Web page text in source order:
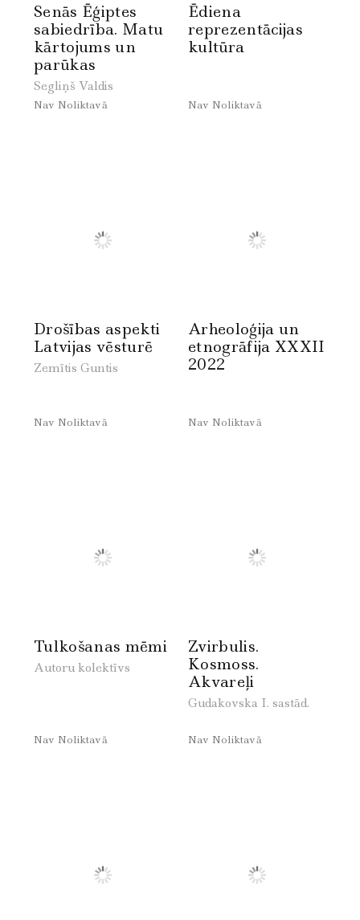
Senās Ēģiptes
sabiedrība. Matu
kārtojums un
parūkas
Segliņš Valdis
Nav Noliktavā
Ēdiena
reprezentācijas
kultūra
Nav Noliktavā
Drošības aspekti
Latvijas vēsturē
Zemītis Guntis
Nav Noliktavā
Arheoloģija un
etnogrāfija XXXII
2022
Nav Noliktavā
Tulkošanas mēmi
Autoru kolektīvs
Nav Noliktavā
Zvirbulis.
Kosmoss.
Akvareļi
Gudakovska I. sastād.
Nav Noliktavā